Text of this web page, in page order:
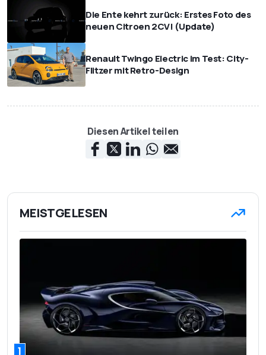
Die Ente kehrt zurück: Erstes Foto des
neuen Citroen 2CV! (Update)
Renault Twingo Electric im Test: City-
Flitzer mit Retro-Design
Diesen Artikel teilen
MEISTGELESEN
1